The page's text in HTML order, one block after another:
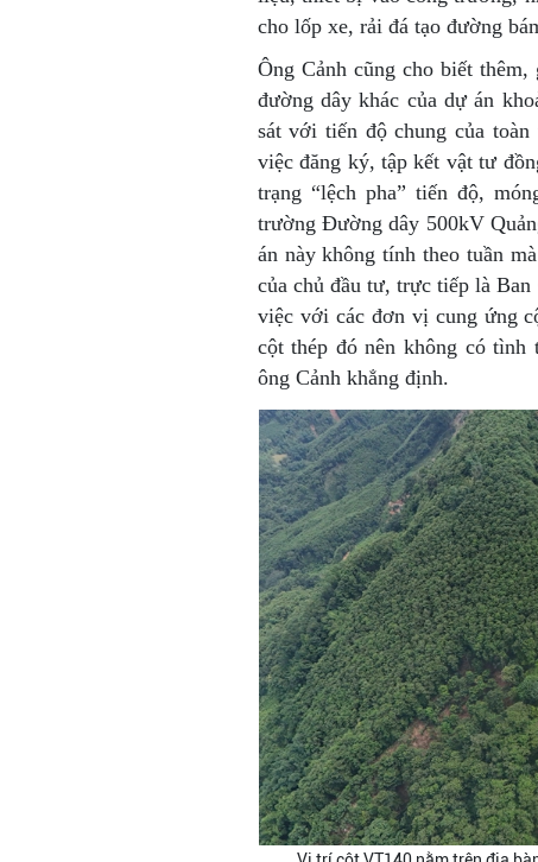
cho lốp xe, rải đá tạo đường
Ông Cảnh cũng cho biết
đường dây khác của dự án
sát với tiến độ chung của
việc đăng ký, tập kết vật tư
trạng “lệch pha” tiến độ,
trường Đường dây 500kV
án này không tính theo tuần
của chủ đầu tư, trực tiếp là
việc với các đơn vị cung ứng
cột thép đó nên không có tình
ông Cảnh khẳng định.